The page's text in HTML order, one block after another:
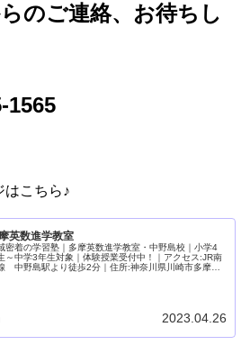
のご連絡、お待ちし
1565
はこちら♪
英数進学教室
密着の学習塾｜多摩英数進学教室・中野島校｜小学4
～中学3年生対象｜体験授業受付中！｜アクセス:JR南
中野島駅より徒歩2分｜住所:神奈川県川崎市多摩区
2023.04.26